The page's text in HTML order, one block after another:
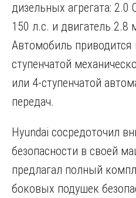
дизельных агрегата:
150 л.с. и двигатель
Автомобиль
ступенчатой
или 4-ступенчатой
передач.
Hyundai сосредоточил
безопасности в своей
предлагал полный
боковых подушек